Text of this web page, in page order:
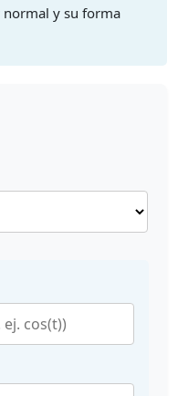
normal y su forma